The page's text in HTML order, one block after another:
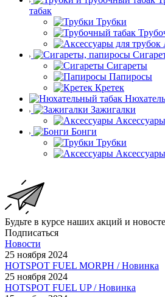
табак
Трубки
Сигареты
Папиросы
Кретек
Зажигалки
Аксессуары
Бонги
Трубки
Аксессуары
Будьте в курсе наших акций и
Подписаться
Новости
25 ноября 2024
HOTSPOT FUEL MORPH / Новинка
25 ноября 2024
HOTSPOT FUEL UP / Новинка